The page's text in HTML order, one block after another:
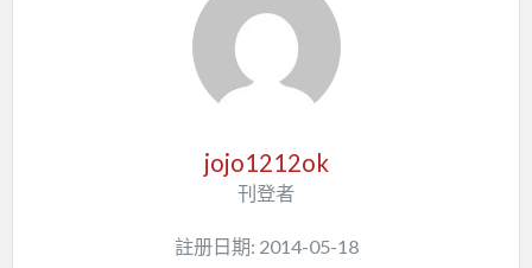
jojo1212ok
刊登者
註册日期: 2014-05-18